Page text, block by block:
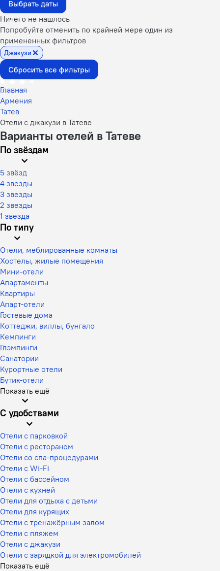
Выбрать даты
Ничего не нашлось
Попробуйте отменить по крайней мере один из
примененных фильтров
Джакузи
Сбросить все фильтры
Главная
Армения
Татев
Отели с джакузи в Татеве
Варианты отелей в Татеве
По звёздам
5 звёзд
4 звезды
3 звезды
2 звезды
1 звезда
По типу
Отели, меблированные комнаты
Хостелы, жилые помещения
Мини-отели
Апартаменты
Квартиры
Апарт-отели
Гостевые дома
Коттеджи, виллы, бунгало
Кемпинги
Глэмпинги
Санатории
Курортные отели
Бутик-отели
Показать ещё
С удобствами
Отели с парковкой
Отели с рестораном
Отели со спа-процедурами
Отели с Wi-Fi
Отели с бассейном
Отели с кухней
Отели для отдыха с детьми
Отели для курящих
Отели с тренажёрным залом
Отели с пляжем
Отели с джакузи
Отели с зарядкой для электромобилей
Показать ещё